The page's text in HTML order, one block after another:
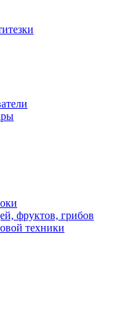
фруктов, грибов
техники